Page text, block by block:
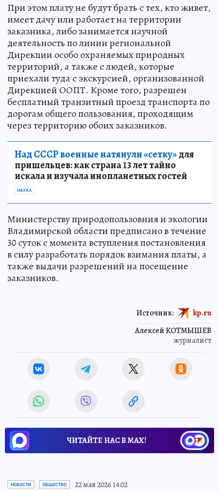
При этом плату не будут брать с тех, кто живет,
имеет дачу или работает на территории
заказника, либо занимается научной
деятельность по линии региональной
Дирекции особо охраняемых природных
территорий, а также с людей, которые
приехали туда с экскурсией, организованной
Дирекцией ООПТ. Кроме того, разрешен
бесплатный транзитный проезд транспорта по
дорогам общего пользования, проходящим
через территорию обоих заказников.
Над СССР военные натянули «сетку»для
пришельцев: как страна 13 лет тайно
искала и изучала инопланетных гостей
НАУКА
Министерству природопользовния и экологии
Владимирской области предписано в течение
30 суток с момента вступления постановления
в силу разработать порядок взимания платы, а
также выдачи разрешений на посещение
заказников.
Алексей КОТМЫШЕВ
журналист
Источник: kp.ru
ЧИТАЙТЕ НАС В МАХ!
НОВОСТИ ОБЩЕСТВО 22 мая 2026 14:02